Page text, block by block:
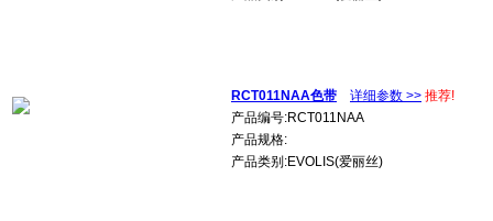
RCT011NAA色带 详细参数 >> 推荐!
产品编号:RCT011NAA
产品规格:
产品类别:EVOLIS(爱丽丝)